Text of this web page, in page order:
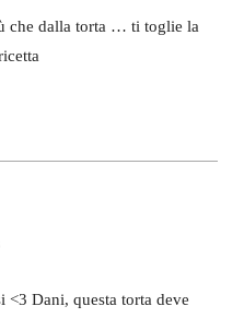
che dalla torta … ti toglie la
<3 Dani, questa torta deve